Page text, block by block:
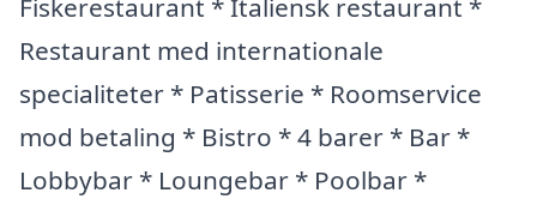
Fiskerestaurant * Italiensk restaurant *
Restaurant med internationale
specialiteter * Patisserie * Roomservice
mod betaling * Bistro * 4 barer * Bar *
Lobbybar * Loungebar * Poolbar *